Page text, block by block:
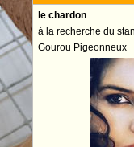
le chardon
à la recherche du
Gourou Pigeonneux